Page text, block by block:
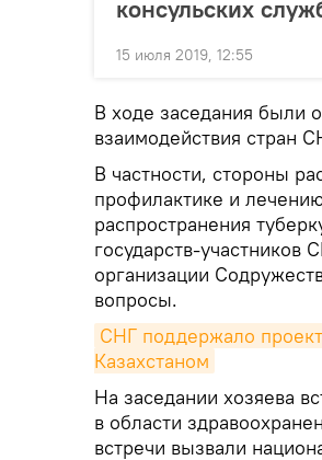
консульских
15 июля 2019, 12:55
В ходе заседания были
взаимодействия стран
В частности, стороны
профилактике и
распространения
государств-участников
организации
вопросы.
СНГ поддержало
Казахстаном
На заседании хозяева
в области
встречи вызвали